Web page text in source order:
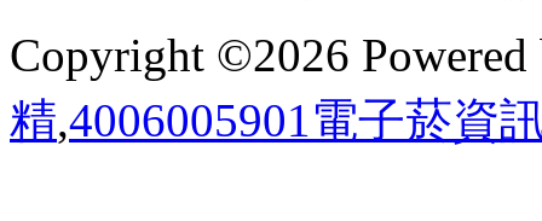
Copyright ©2026
精,4006005901電子菸資